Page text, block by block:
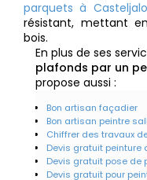
parquets à
résistant, mettant
bois.
En plus de ses
plafonds par un
propose aussi :
Bon artisan façadier
Bon artisan peintre
Chiffrer des travaux
Devis gratuit peinture
Devis gratuit pose de
Devis gratuit pour